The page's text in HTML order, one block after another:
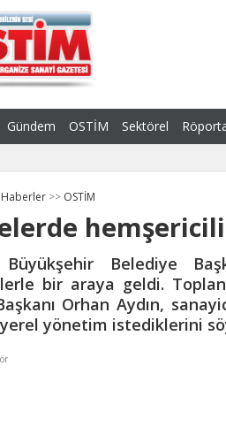
Gündem OSTİM Sektörel
Haberler >> OSTİM
Belediye
bir araya geldi.
Orhan Aydın,
yönetim istediklerini